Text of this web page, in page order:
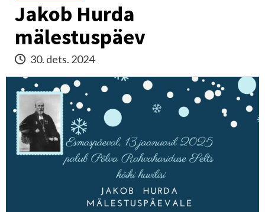
Jakob Hurda
mälestuspäev
30. dets. 2024